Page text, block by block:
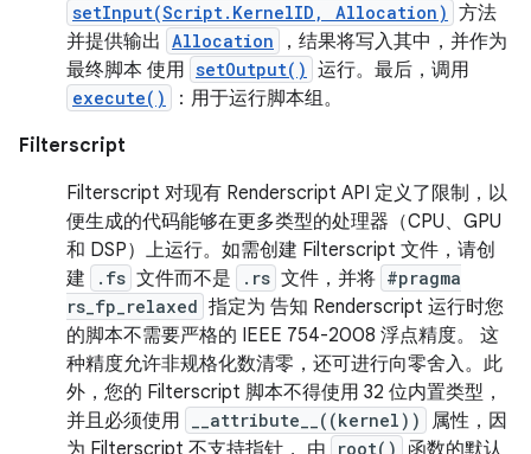
setInput(Script.KernelID, Allocation) 方法
并提供输出 Allocation
，结果将写入其中，并作为
最终脚本 使用 setOutput() 运行。最后，调用
execute()
：用于运行脚本组。
Filterscript
Filterscript 对现有 Renderscript API 定义了限制，以
便生成的代码能够在更多类型的处理器（CPU、GPU
和 DSP）上运行。如需创建 Filterscript 文件，请创
建
.fs 文件而不是 .rs 文件，并将 #pragma
rs_fp_relaxed 指定为 告知 Renderscript 运行时您
的脚本不需要严格的 IEEE 754-2008 浮点精度。 这
种精度允许非规格化数清零，还可进行向零舍入。此
外，您的 Filterscript 脚本不得使用 32 位内置类型，
并且必须使用
__attribute__((kernel))
属性，因
为 Filterscript 不支持指针， 由
root()
函数的默认